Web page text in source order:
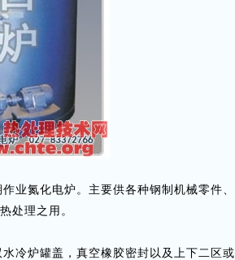
业氮化电炉。主要供各种钢制机械零件、
处理之用。
冷炉罐盖，真空橡胶密封以及上下二区或